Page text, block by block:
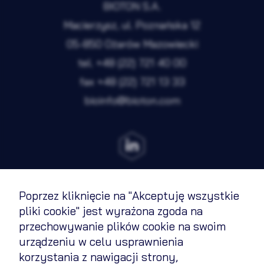
Poprzez kliknięcie na "Akceptuję wszystkie
pliki cookie" jest wyrażona zgoda na
przechowywanie plików cookie na swoim
urządzeniu w celu usprawnienia
korzystania z nawigacji strony,
BIOTON S.A.
Macierzysz, ul. Poznańska 12
05-850 Ożarów Mazowiecki
tel. +48 (22) 721 40 00
fax +48 (22) 721 13 33
bioinfo@bioton.com
Regulamin
Polityka cookies
Polityka prywatności